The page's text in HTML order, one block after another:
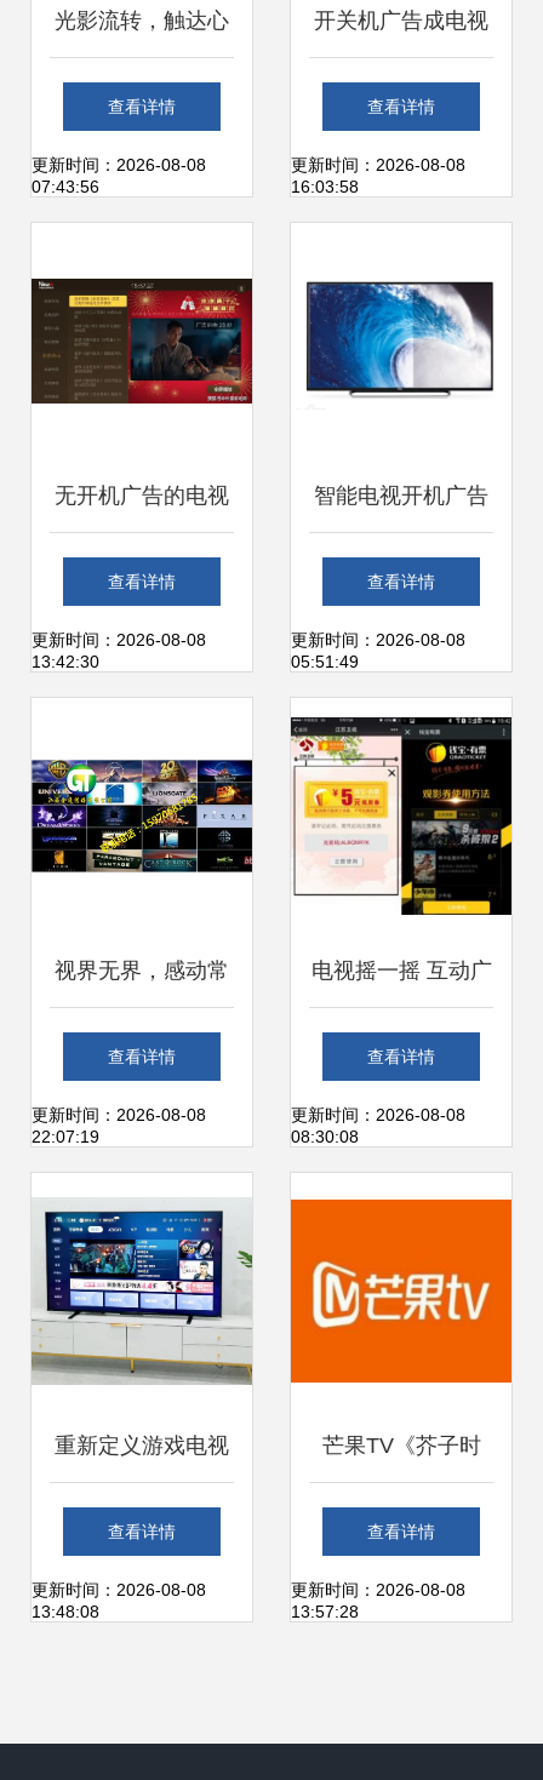
光影流转，触达心
间——经典电视广
告文案精选
查看详情
更新时间：2026-08-08
07:43:56
开关机广告成电视
行业潜规则，荣耀
智慧屏为什么敢
查看详情
更新时间：2026-08-08
16:03:58
无开机广告的电视
消费者真能得实惠
吗？
查看详情
更新时间：2026-08-08
13:42:30
智能电视开机广告
不得超过30秒 用户
权益与行业发展的
平衡之道
查看详情
更新时间：2026-08-08
05:51:49
视界无界，感动常
在 —— Sony电视
新境界
查看详情
更新时间：2026-08-08
22:07:19
电视摇一摇 互动广
告的新形式与红包
营销解析
查看详情
更新时间：2026-08-08
08:30:08
重新定义游戏电视
悬浮全面屏无广
告，东芝火箭炮电
查看详情
更新时间：2026-08-08
13:48:08
芒果TV《芥子时
光》广告投放全攻
略 形式、权益与价
查看详情
更新时间：2026-08-08
13:57:28